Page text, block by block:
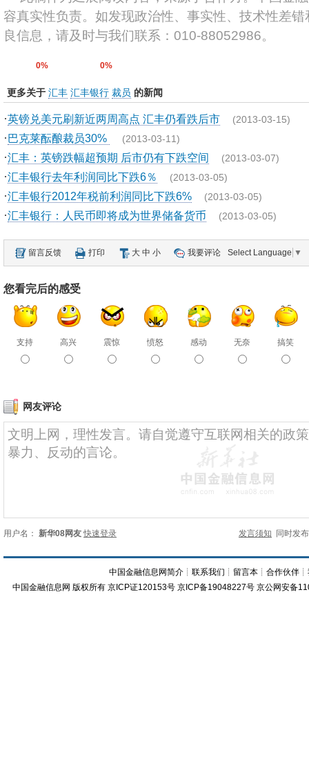
容真实性负责。如发现政治性、事实性、技术性差
良信息，请及时与我们联系：010-88052986。
0% 0%
更多关于 汇丰 汇丰银行 裁员 的新闻
·英镑兑美元刷新近两周高点 汇丰仍看跌后市 (2013-03-15)
·巴克莱酝酿裁员30% (2013-03-11)
·汇丰：英镑跌幅超预期 后市仍有下跌空间 (2013-03-07)
·汇丰银行去年利润同比下跌6％ (2013-03-05)
·汇丰银行2012年税前利润同比下跌6% (2013-03-05)
·汇丰银行：人民币即将成为世界储备货币 (2013-03-05)
留言反馈 打印 大 中 小 我要评论 Select Language ▼
您看完后的感受
支持 高兴 震惊 愤怒 感动 无奈 搞笑
网友评论
用户名： 新华08网友 快速登录 发言须知 同时发
中国金融信息网简介 ┊联系我们 ┊ 留言本 ┊合作伙伴 ┊
中国金融信息网 版权所有 京ICP证120153号 京ICP备19048227号 京公网安备